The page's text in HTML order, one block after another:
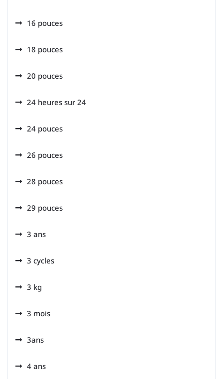
16 pouces
18 pouces
20 pouces
24 heures sur 24
24 pouces
26 pouces
28 pouces
29 pouces
3 ans
3 cycles
3 kg
3 mois
3ans
4 ans